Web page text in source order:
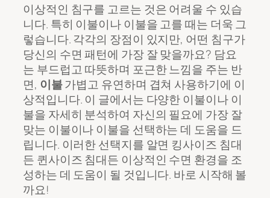
이상적인 침구를 고르는 것은 어려울 수 있습
니다. 특히 이불이나 이불을 고를 때는 더욱 그
렇습니다. 각각의 장점이 있지만, 어떤 침구가
당신의 수면 패턴에 가장 잘 맞을까요? 담요
는 부드럽고 따뜻하며 포근한 느낌을 주는 반
면, 이불가볍고 유연하며 겹쳐 사용하기에 이
상적입니다. 이 글에서는 다양한 이불이나 이
불을 자세히 분석하여 자신의 필요에 가장 잘
맞는 이불이나 이불을 선택하는 데 도움을 드
립니다. 이러한 선택지를 알면 킹사이즈 침대
든 퀸사이즈 침대든 이상적인 수면 환경을 조
성하는 데 도움이 될 것입니다. 바로 시작해 볼
까요!